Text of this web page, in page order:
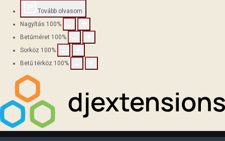
Tovább olvasom
Nagyítás 100%
Betűméret 100%
Sorköz 100%
Betű térköz 100%